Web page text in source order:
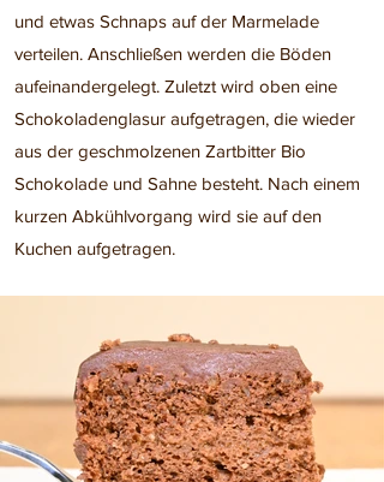
und etwas Schnaps auf der Marmelade
verteilen. Anschließen werden die Böden
aufeinandergelegt. Zuletzt wird oben eine
Schokoladenglasur aufgetragen, die wieder
aus der geschmolzenen Zartbitter Bio
Schokolade und Sahne besteht. Nach einem
kurzen Abkühlvorgang wird sie auf den
Kuchen aufgetragen.